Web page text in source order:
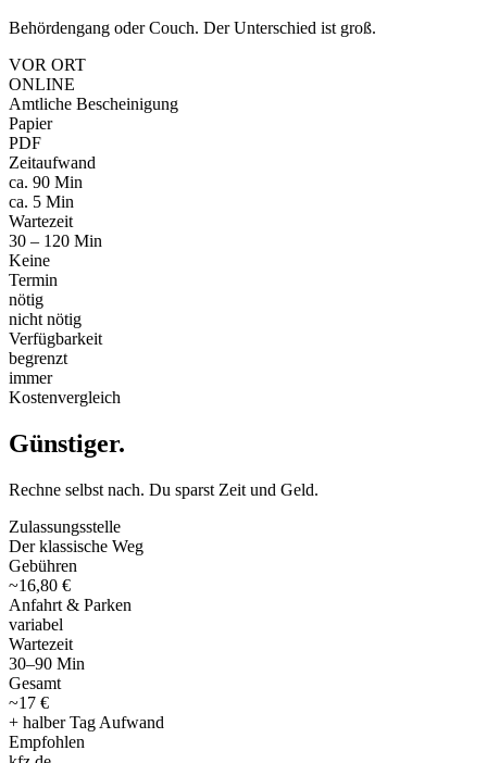
Behördengang oder Couch. Der Unterschied ist groß.
VOR ORT
ONLINE
Amtliche Bescheinigung
Papier
PDF
Zeitaufwand
ca. 90 Min
ca. 5 Min
Wartezeit
30 – 120 Min
Keine
Termin
nötig
nicht nötig
Verfügbarkeit
begrenzt
immer
Kostenvergleich
Günstiger.
Rechne selbst nach. Du sparst Zeit und Geld.
Zulassungsstelle
Der klassische Weg
Gebühren
~16,80 €
Anfahrt & Parken
variabel
Wartezeit
30–90 Min
Gesamt
~17 €
+ halber Tag Aufwand
Empfohlen